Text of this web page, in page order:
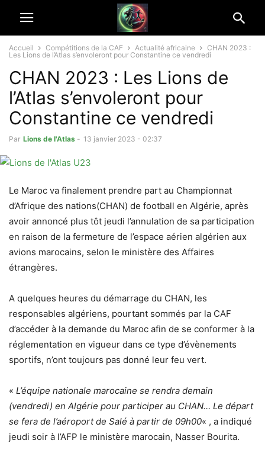
Accueil Compétitions de la CAF Actualité africaine
CHAN 2023 :
Les Lions de l’Atlas s’envoleront pour Constantine ce vendredi
CHAN 2023 : Les Lions de
l’Atlas s’envoleront pour
Constantine ce vendredi
Par Lions de l'Atlas - 13 janvier 2023 - 02:37
Le Maroc va finalement prendre part au Championnat
d’Afrique des nations(CHAN) de football en Algérie, après
avoir annoncé plus tôt jeudi l’annulation de sa participation
en raison de la fermeture de l’espace aérien algérien aux
avions marocains, selon le ministère des Affaires
étrangères.
A quelques heures du démarrage du CHAN, les
responsables algériens, pourtant sommés par la CAF
d’accéder à la demande du Maroc afin de se conformer à la
réglementation en vigueur dans ce type d’évènements
sportifs, n’ont toujours pas donné leur feu vert.
« L’équipe nationale marocaine se rendra demain
(vendredi) en Algérie pour participer au CHAN… Le départ
se fera de l’aéroport de Salé à partir de 09h00« , a indiqué
jeudi soir à l’AFP le ministère marocain, Nasser Bourita.